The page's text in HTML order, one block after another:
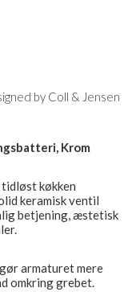
by Coll & Jensen
Krom
køkken
keramisk ventil
betjening, æstetisk
armaturet mere
omkring grebet.